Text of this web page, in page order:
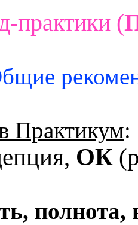
практики (
Практикум:
ОК
полнота,